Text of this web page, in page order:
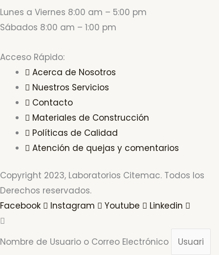
Lunes a Viernes 8:00 am – 5:00 pm
Sábados 8:00 am – 1:00 pm
Acceso Rápido:
Acerca de Nosotros
Nuestros Servicios
Contacto
Materiales de Construcción
Políticas de Calidad
Atención de quejas y comentarios
Copyright 2023, Laboratorios Citemac. Todos los
Derechos reservados.
Facebook
Instagram Youtube Linkedin
Nombre de Usuario o Correo Electrónico